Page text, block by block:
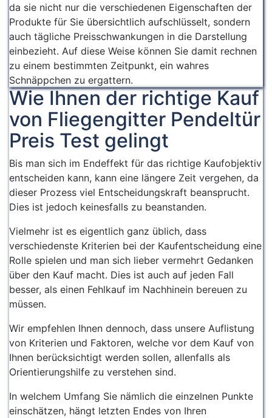
da sie nicht nur die verschiedenen Eigenschaften der
Produkte für Sie übersichtlich aufschlüsselt, sondern
auch tägliche Preisschwankungen in die Darstellung
einbezieht. Auf diese Weise können Sie damit rechnen
zu einem bestimmten Zeitpunkt, ein wahres
Schnäppchen zu ergattern.
Wie Ihnen der richtige Kauf
von Fliegengitter Pendeltür
Preis Test gelingt
Bis man sich im Endeffekt für das richtige Kaufobjektiv
entscheiden kann, kann eine längere Zeit vergehen, da
dieser Prozess viel Entscheidungskraft beansprucht.
Dies ist jedoch keinesfalls zu beanstanden.
Vielmehr ist es eigentlich ganz üblich, dass
verschiedenste Kriterien bei der Kaufentscheidung eine
Rolle spielen und man sich lieber vermehrt Gedanken
über den Kauf macht. Dies ist auch auf jeden Fall
besser, als einen Fehlkauf im Nachhinein bereuen zu
müssen.
Wir empfehlen Ihnen dennoch, dass unsere Auflistung
von Kriterien und Faktoren, welche vor dem Kauf von
Ihnen berücksichtigt werden sollen, allenfalls als
Orientierungshilfe zu verstehen sind.
In welchem Umfang Sie nämlich die einzelnen Punkte
einschätzen, hängt letzten Endes von Ihren